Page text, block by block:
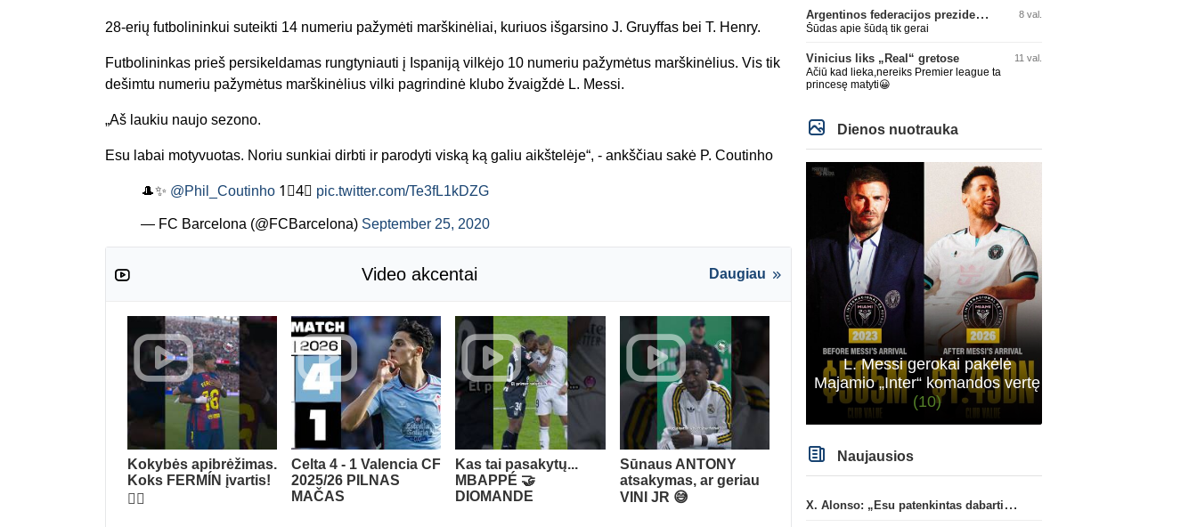
28-erių futbolininkui suteikti 14 numeriu pažymėti marškinėliai, kuriuos išgarsino J. Gruyffas bei T. Henry.
Futbolininkas prieš persikeldamas rungtyniauti į Ispaniją vilkėjo 10 numeriu pažymėtus marškinėlius. Vis tik
dešimtu numeriu pažymėtus marškinėlius vilki pagrindinė klubo žvaigždė L. Messi.
„Aš laukiu naujo sezono.
Esu labai motyvuotas. Noriu sunkiai dirbti ir parodyti viską ką galiu aikštelėje“, - ankščiau sakė P. Coutinho
🎩✨ @Phil_Coutinho 1⃣4⃣ pic.twitter.com/Te3fL1kDZG
— FC Barcelona (@FCBarcelona) September 25, 2020
Video akcentai Daugiau
Kokybės apibrėžimas.
Koks FERMÍN įvartis!
😮‍💨
Celta 4 - 1 Valencia CF
2025/26 PILNAS
MAČAS
Kas tai pasakytų...
MBAPPÉ 🤝
DIOMANDE
Sūnaus ANTONY
atsakymas, ar geriau
VINI JR 😅
visa Julian Alvarez saga.
Argentinos federacijos prezidentas C. Tapia negailėjo pagyrų G. Infantino 8 val.
Šūdas apie šūdą tik gerai
Vinicius liks „Real“ gretose 11 val.
Ačiū kad lieka,nereiks Premier league ta
princesę matyti😀
Dienos nuotrauka
L. Messi gerokai pakėlė
Majamio „Inter“ komandos vertę
(10)
Naujausios
X. Alonso: „Esu patenkintas dabartiniais „Chelsea“ ekipos vartininkais“